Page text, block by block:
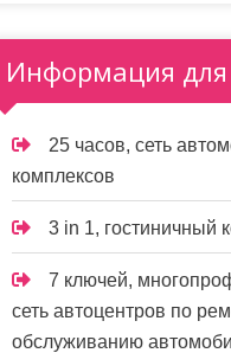
Информация для
25 часов, сеть
комплексов
3 in 1, гостиничный
7 ключей,
сеть автоцентров по
обслуживанию